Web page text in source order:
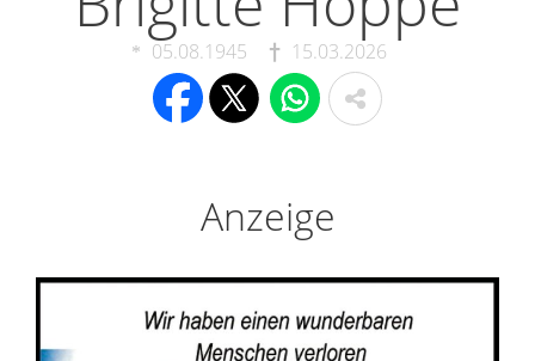
05.08.1945 15.03.2026
Anzeige